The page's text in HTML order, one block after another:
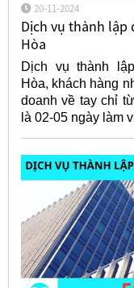
20-11-2024
Dịch vụ thành lập
Hòa
Dịch vụ thành
Hòa, khách hàng
doanh về tay chỉ
là 02-05 ngày làm